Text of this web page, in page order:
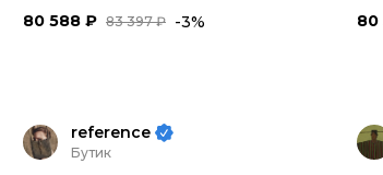
83 397 ₽
80 588 ₽ -3% 80
reference
Бутик